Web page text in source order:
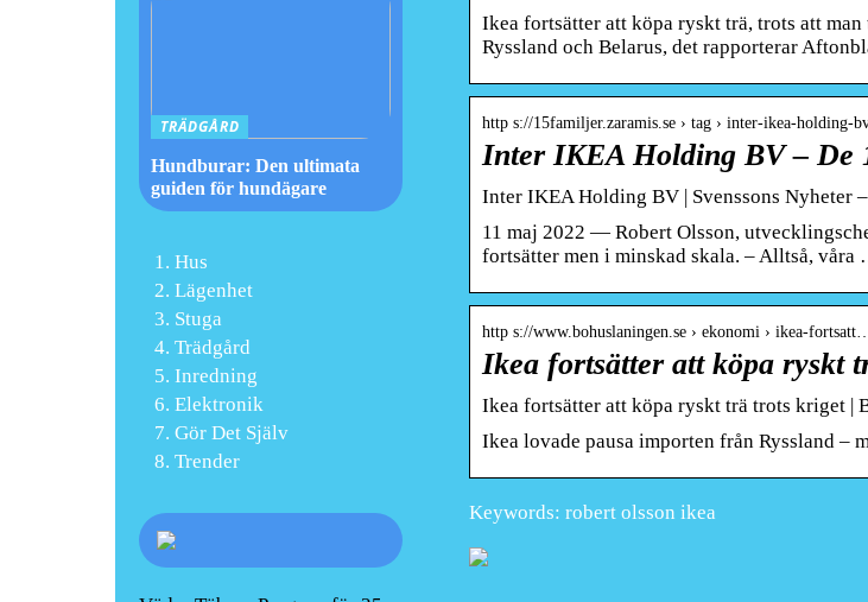
Ikea fortsätter att köpa ryskt trä, trots att
Ryssland och Belarus, det rapporterar
http s://15familjer.zaramis.se › tag › inter-ikea-holding-
Inter IKEA Holding BV – De
Inter IKEA Holding BV | Svenssons Nyheter
11 maj 2022 — Robert Olsson,
fortsätter men i minskad skala. – Alltså, våra
http s://www.bohuslaningen.se › ekonomi › ikea-fortsatt…
Ikea fortsätter att köpa ryskt
Ikea fortsätter att köpa ryskt trä trots kriget |
Ikea lovade pausa importen från Ryssland –
Keywords: robert olsson ikea
TRÄDGÅRD
Hundburar: Den ultimata
guiden för hundägare
Hus
Lägenhet
Stuga
Trädgård
Inredning
Elektronik
Gör Det Själv
Trender